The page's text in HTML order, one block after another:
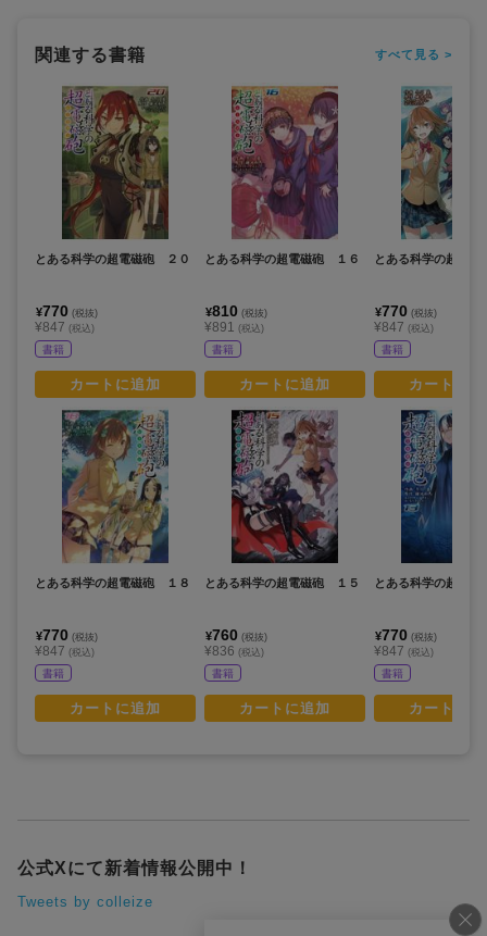
関連する書籍 すべて見る >
とある科学の超電磁砲 ２０
¥770 (税抜)
¥847 (税込)
書籍
カートに追加
とある科学の超電磁砲 １８
¥770 (税抜)
¥847 (税込)
書籍
カートに追加
とある科学の超電磁砲 １６
¥810 (税抜)
¥891 (税込)
書籍
カートに追加
とある科学の超電磁砲 １５
¥760 (税抜)
¥836 (税込)
書籍
カートに追加
とある科学の超電
¥770 (税抜)
¥847 (税込)
書籍
カートに
とある科学の超電
¥770 (税抜)
¥847 (税込)
書籍
カートに
公式Xにて新着情報公開中！
Tweets by colleize